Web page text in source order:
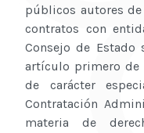
públicos autores
contratos con
Consejo de Estado
artículo primero de
de carácter
Contratación
materia de